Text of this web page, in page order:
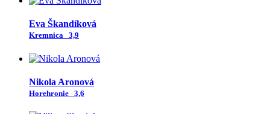
Eva Škandíková
Kremnica 3,9
Nikola Aronová
Horehronie 3,6